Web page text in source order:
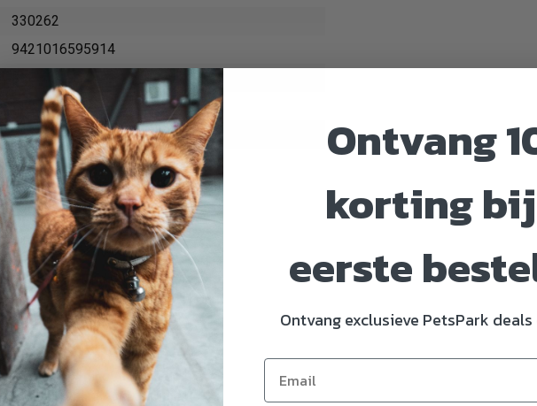
330262
9421016595914
ZiwiPeak
75 mm
Zout
gedroogde algen
kikkererwten
DL-methionine
taurine.
Makreel
Nieuw-Zeeland Green Mussel
Water voldoende voor verwerking
mineralen (Dikaliumfosfaat
magnesiumsulfaat
Zink Amino Acid Complex
Mangaan Amino Acid Complex
Copper Amino Acid Complex)
Ontvang
korting
eerste
Ontvang exclusieve PetsPark